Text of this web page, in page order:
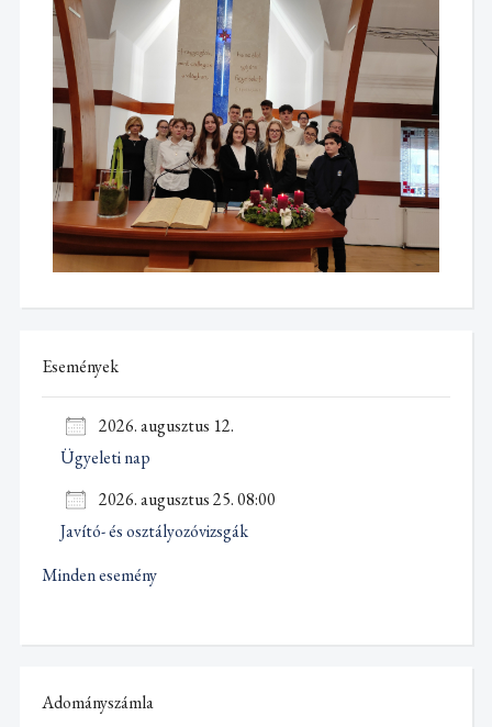
Események
2026. augusztus 12.
Ügyeleti nap
2026. augusztus 25. 08:00
Javító- és osztályozóvizsgák
Minden esemény
Adományszámla